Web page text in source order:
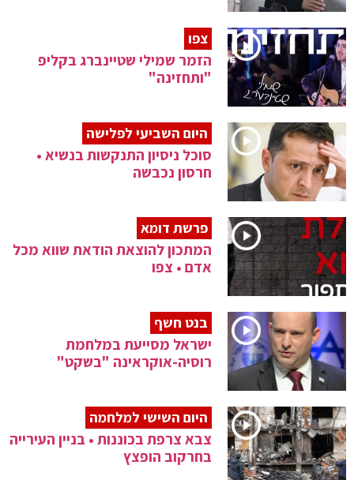
צפו
הזמר שמילי שטיינברג בקליפ
"ותחזינה"
היום השביעי לפלישה
סוכל ניסיון התנקשות בנשיא •
חרסון נכבשה
פרשת דומא
המתכון להוצאת הודאת שווא מכל
אדם • צפו
בנט חשף
ישראל מסייעת במלחמת
רוסיה-אוקראינה "בשקט"
היום השישי למלחמה
צבא צרפת בכוננות • בניין העירייה
בחרקוב הופצץ